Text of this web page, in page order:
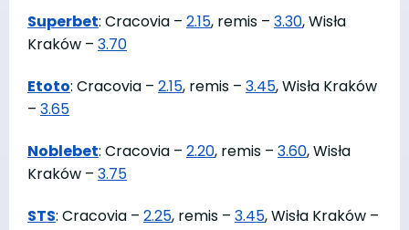
Superbet: Cracovia – 2.15, remis – 3.30, Wisła
Kraków – 3.70
Etoto: Cracovia – 2.15, remis – 3.45, Wisła Kraków
– 3.65
Noblebet: Cracovia – 2.20, remis – 3.60, Wisła
Kraków – 3.75
STS: Cracovia – 2.25, remis – 3.45, Wisła Kraków –